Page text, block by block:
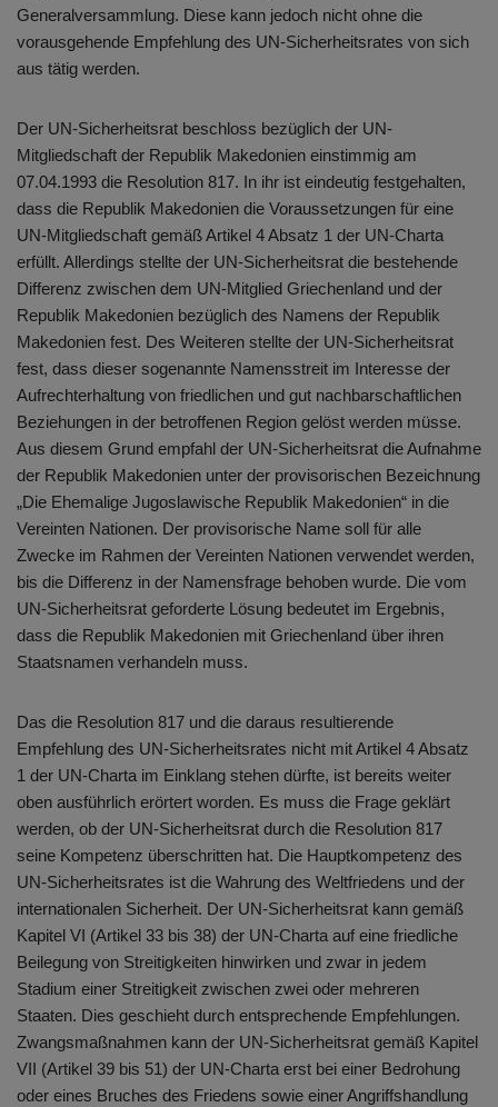
Generalversammlung. Diese kann jedoch nicht ohne die
vorausgehende Empfehlung des UN-Sicherheitsrates von sich
aus tätig werden.
Der UN-Sicherheitsrat beschloss bezüglich der UN-
Mitgliedschaft der Republik Makedonien einstimmig am
07.04.1993 die Resolution 817. In ihr ist eindeutig festgehalten,
dass die Republik Makedonien die Voraussetzungen für eine
UN-Mitgliedschaft gemäß Artikel 4 Absatz 1 der UN-Charta
erfüllt. Allerdings stellte der UN-Sicherheitsrat die bestehende
Differenz zwischen dem UN-Mitglied Griechenland und der
Republik Makedonien bezüglich des Namens der Republik
Makedonien fest. Des Weiteren stellte der UN-Sicherheitsrat
fest, dass dieser sogenannte Namensstreit im Interesse der
Aufrechterhaltung von friedlichen und gut nachbarschaftlichen
Beziehungen in der betroffenen Region gelöst werden müsse.
Aus diesem Grund empfahl der UN-Sicherheitsrat die Aufnahme
der Republik Makedonien unter der provisorischen Bezeichnung
„Die Ehemalige Jugoslawische Republik Makedonien“ in die
Vereinten Nationen. Der provisorische Name soll für alle
Zwecke im Rahmen der Vereinten Nationen verwendet werden,
bis die Differenz in der Namensfrage behoben wurde. Die vom
UN-Sicherheitsrat geforderte Lösung bedeutet im Ergebnis,
dass die Republik Makedonien mit Griechenland über ihren
Staatsnamen verhandeln muss.
Das die Resolution 817 und die daraus resultierende
Empfehlung des UN-Sicherheitsrates nicht mit Artikel 4 Absatz
1 der UN-Charta im Einklang stehen dürfte, ist bereits weiter
oben ausführlich erörtert worden. Es muss die Frage geklärt
werden, ob der UN-Sicherheitsrat durch die Resolution 817
seine Kompetenz überschritten hat. Die Hauptkompetenz des
UN-Sicherheitsrates ist die Wahrung des Weltfriedens und der
internationalen Sicherheit. Der UN-Sicherheitsrat kann gemäß
Kapitel VI (Artikel 33 bis 38) der UN-Charta auf eine friedliche
Beilegung von Streitigkeiten hinwirken und zwar in jedem
Stadium einer Streitigkeit zwischen zwei oder mehreren
Staaten. Dies geschieht durch entsprechende Empfehlungen.
Zwangsmaßnahmen kann der UN-Sicherheitsrat gemäß Kapitel
VII (Artikel 39 bis 51) der UN-Charta erst bei einer Bedrohung
oder eines Bruches des Friedens sowie einer Angriffshandlung